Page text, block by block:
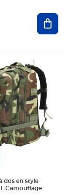
dos en style
Camouflage